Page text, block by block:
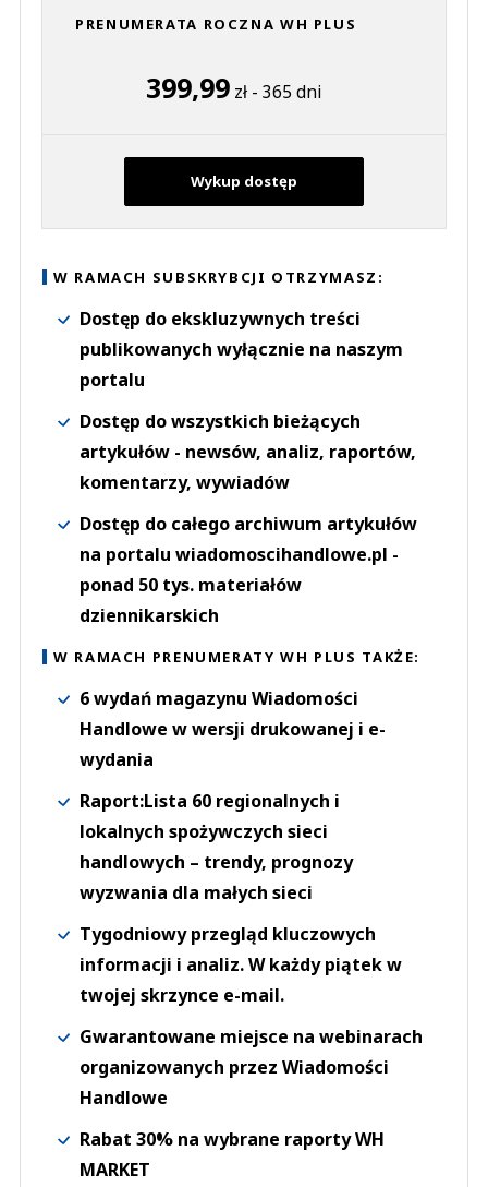
PRENUMERATA ROCZNA WH PLUS
399,99zł - 365 dni
Wykup dostęp
W RAMACH SUBSKRYBCJI OTRZYMASZ:
Dostęp do ekskluzywnych treści
publikowanych wyłącznie na naszym
portalu
Dostęp do wszystkich bieżących
artykułów - newsów, analiz, raportów,
komentarzy, wywiadów
Dostęp do całego archiwum artykułów
na portalu wiadomoscihandlowe.pl -
ponad 50 tys. materiałów
dziennikarskich
W RAMACH PRENUMERATY WH PLUS TAKŻE:
6 wydań magazynu Wiadomości
Handlowe w wersji drukowanej i e-
wydania
Raport:Lista 60 regionalnych i
lokalnych spożywczych sieci
handlowych – trendy, prognozy
wyzwania dla małych sieci
Tygodniowy przegląd kluczowych
informacji i analiz. W każdy piątek w
twojej skrzynce e-mail.
Gwarantowane miejsce na webinarach
organizowanych przez Wiadomości
Handlowe
Rabat 30% na wybrane raporty WH
MARKET